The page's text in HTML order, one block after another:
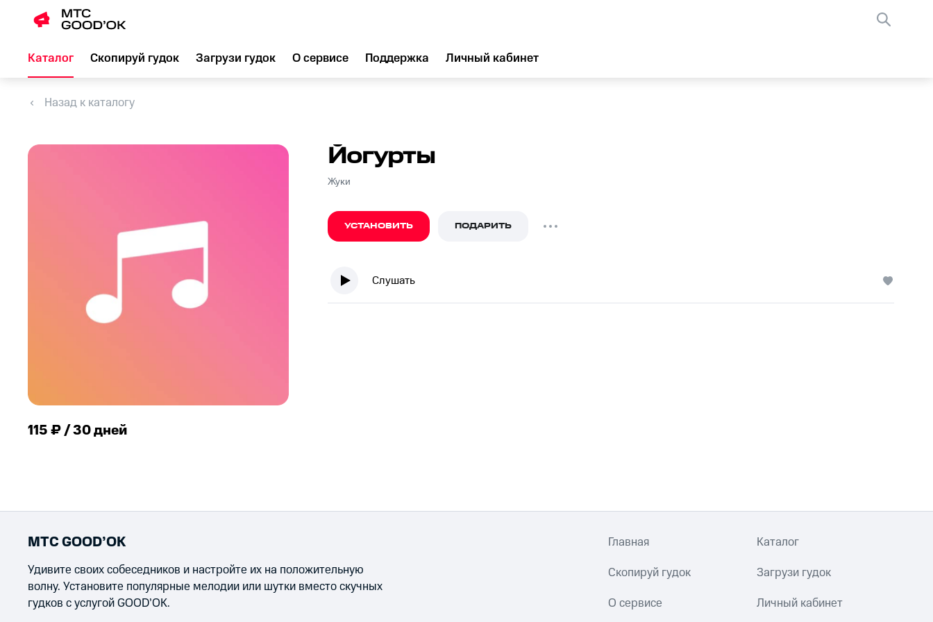
Каталог Скопируй гудок Загрузи гудок О сервисе Поддержка Личный кабинет
Назад к каталогу
115 ₽ / 30 дней
Йогурты
Жуки
УСТАНОВИТЬ ПОДАРИТЬ
Слушать
МТС GOOD’OK
Удивите своих собеседников и настройте их на положительную
волну. Установите популярные мелодии или шутки вместо скучных
гудков с услугой GOOD’OK.
Главная Каталог
Скопируй гудок Загрузи гудок
О сервисе Личный кабинет